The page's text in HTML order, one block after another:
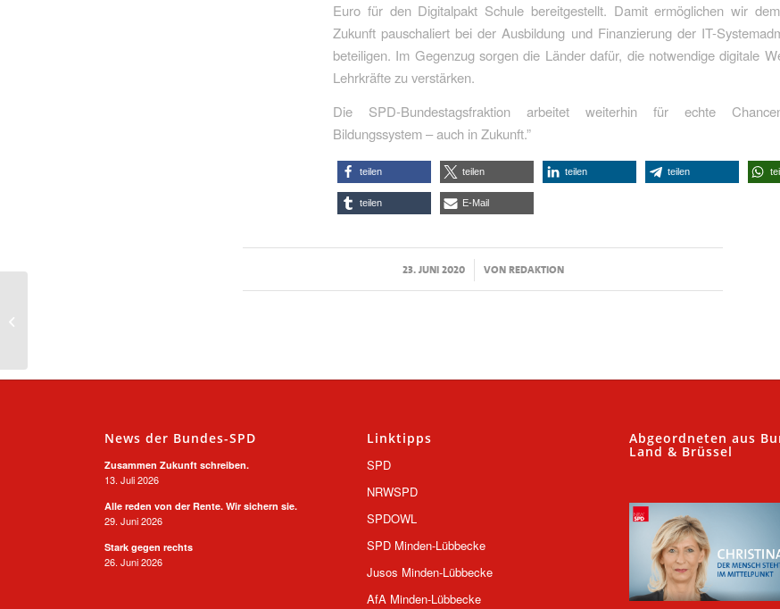
Euro für den Digitalpakt Schule bereitgestellt. Damit ermöglichen wir
Zukunft pauschaliert bei der Ausbildung und Finanzierung der IT-
beteiligen. Im Gegenzug sorgen die Länder dafür, die notwendige digitale
Lehrkräfte zu verstärken.
Die SPD-Bundestagsfraktion arbeitet weiterhin für echte
Bildungssystem – auch in Zukunft.”
teilen teilen teilen teilen
teilen E-Mail
23. JUNI 2020
/ VONREDAKTION
News der Bundes-SPD
Zusammen Zukunft schreiben.
13. Juli 2026
Alle reden von der Rente. Wir sichern sie.
29. Juni 2026
Stark gegen rechts
26. Juni 2026
Linktipps
SPD
NRWSPD
SPDOWL
SPD Minden-Lübbecke
Jusos Minden-Lübbecke
AfA Minden-Lübbecke
Abgeordneten aus
Land & Brüssel